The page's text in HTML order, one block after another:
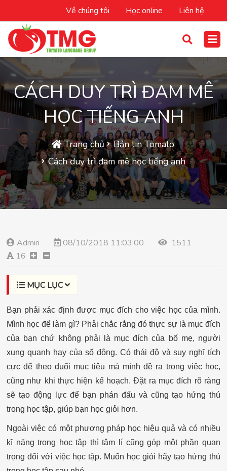
Về chúng tôi Học online Liên hệ
CÁCH DUY TRÌ ĐAM MÊ
HỌC TIẾNG ANH
Trang chủ
Bản tin Tomato
Cách duy trì đam mê học tiếng anh
Admin 08/10/2018 11:03:00
1511
16
MỤC LỤC
Bạn phải xác định được mục đích cho việc học của mình.
Mình học để làm gì? Phải chắc rằng đó thực sự là mục đích
của bạn chứ không phải là mục đích của bố mẹ, người
xung quanh hay của số đông. Có thái độ và suy nghĩ tích
cực để theo đuổi mục tiêu mà mình đề ra trong việc học,
cũng như khi thực hiện kế hoạch. Đặt ra mục đích rõ ràng
sẽ tạo động lực để bạn phán đấu và cũng tạo hứng thú
trong học tập, giúp bạn học giỏi hơn.
Ngoài việc có một phương pháp học hiệu quả và có nhiều
kĩ năng trong học tập thì tâm lí cũng góp một phần quan
trọng đối với việc học tập. Muốn học giỏi hãy tạo hứng thú